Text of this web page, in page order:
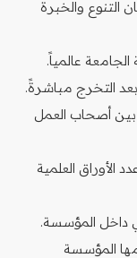
التنوع والخبرة
عالمياً.
التخرج مباشرةً.
بين أصحاب العمل
الأوراق العلمية
داخل المؤسسة.
المؤسسة